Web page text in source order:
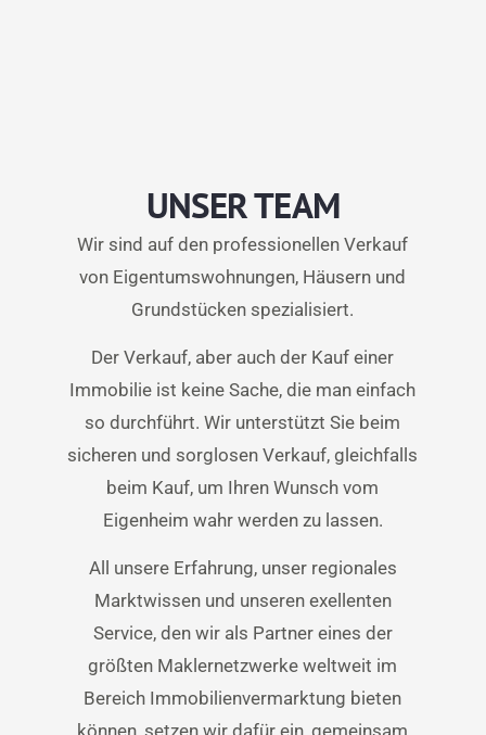
UNSER TEAM
Wir sind auf den professionellen Verkauf
von Eigentumswohnungen, Häusern und
Grundstücken spezialisiert.
Der Verkauf, aber auch der Kauf einer
Immobilie ist keine Sache, die man einfach
so durchführt. Wir unterstützt Sie beim
sicheren und sorglosen Verkauf, gleichfalls
beim Kauf, um Ihren Wunsch vom
Eigenheim wahr werden zu lassen.
All unsere Erfahrung, unser regionales
Marktwissen und unseren exellenten
Service, den wir als Partner eines der
größten Maklernetzwerke weltweit im
Bereich Immobilienvermarktung bieten